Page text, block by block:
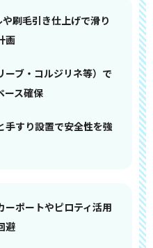
刷毛引き仕上げで滑り
画
ーブ・コルジリネ等）で
ース確保
手すり設置で安全性を強
ーポートやピロティ活用
避